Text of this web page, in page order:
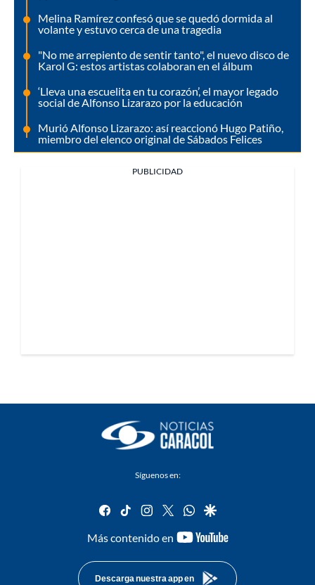
Melina Ramírez confesó que se quedó dormida al
volante y estuvo cerca de una tragedia
"No me arrepiento de sentir tanto", el nuevo disco de
Karol G: estos artistas colaboran en el álbum
‘Lleva una escuelita en tu corazón’, el mayor legado
social de Alfonso Lizarazo por la educación
Murió Alfonso Lizarazo: así reaccionó Hugo Patiño,
miembro del elenco original de Sábados Felices
PUBLICIDAD
Síguenos en:
facebook
tiktok instagram
twitterwhatsapp
google
Más contenido en
youtube-
Descarga nuestra app en